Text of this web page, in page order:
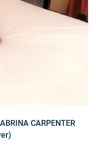
CARPENTER